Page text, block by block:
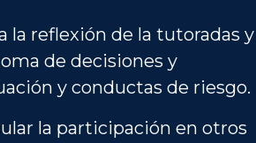
la reflexión de la tutoradas y
de decisiones y
y conductas de riesgo.
la participación en otros